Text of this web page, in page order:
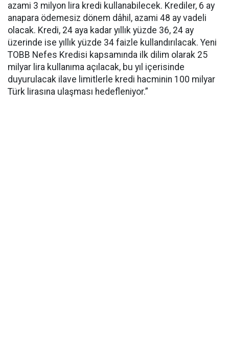
azami 3 milyon lira kredi kullanabilecek. Krediler, 6 ay
anapara ödemesiz dönem dâhil, azami 48 ay vadeli
olacak. Kredi, 24 aya kadar yıllık yüzde 36, 24 ay
üzerinde ise yıllık yüzde 34 faizle kullandırılacak. Yeni
TOBB Nefes Kredisi kapsamında ilk dilim olarak 25
milyar lira kullanıma açılacak, bu yıl içerisinde
duyurulacak ilave limitlerle kredi hacminin 100 milyar
Türk lirasına ulaşması hedefleniyor.”